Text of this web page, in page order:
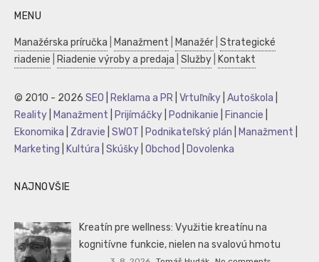
MENU
Manažérska príručka Manažment Manažér Strategické
riadenie
Riadenie výroby a predaja Služby Kontakt
© 2010 - 2026 SEO Reklama a PR Vrtuľníky Autoškola
Reality
Manažment Prijímáčky Podnikanie Financie
Ekonomika
Zdravie SWOT Podnikateľský plán Manažment
Marketing
Kultúra Skúšky Obchod Dovolenka
NAJNOVŠIE
Kreatín pre wellness: Využitie kreatínu na
kognitívne funkcie, nielen na svalovú hmotu